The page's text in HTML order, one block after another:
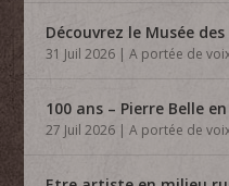
Découvrez le Musée
31 Juil 2026 |A portée de
100 ans – Pierre Belle
27 Juil 2026 |A portée de